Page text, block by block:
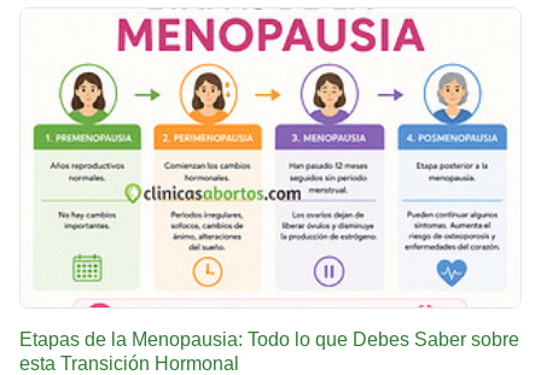
Etapas de la Menopausia: Todo lo que Debes Saber sobre
esta Transición Hormonal